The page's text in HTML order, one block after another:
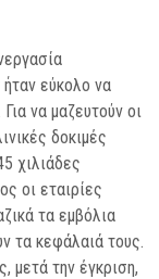
εύκολο να
να μαζευτούν οι
δοκιμές
χιλιάδες
οι εταιρίες
τα εμβόλια
τα κεφάλαιά τους.
μετά την έγκριση,